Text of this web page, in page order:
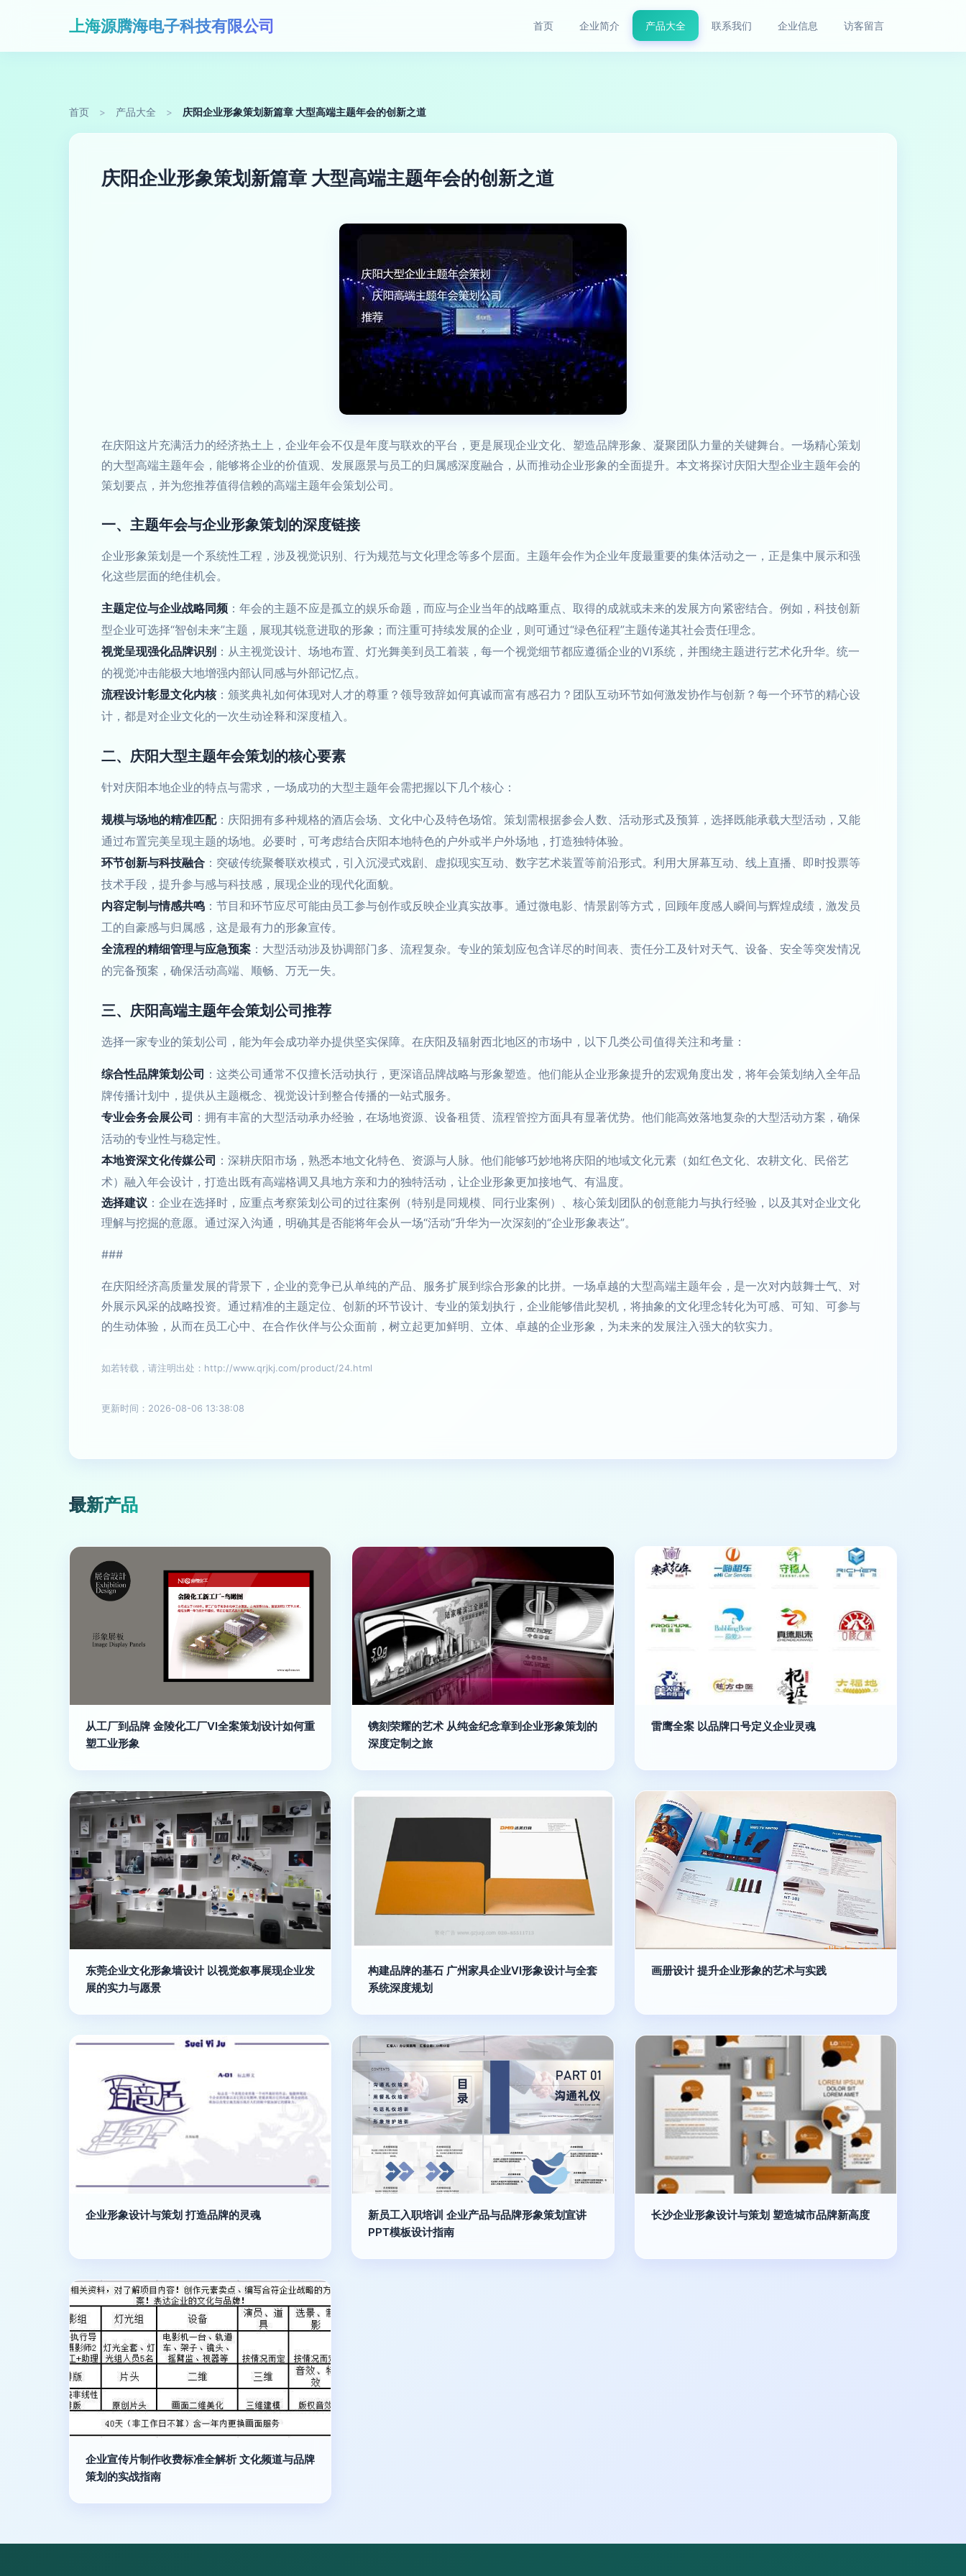
上海源腾海电子科技有限公司 首页 企业简介 产品大全 联系我们 企业信息 访客留言
首页 > 产品大全 > 庆阳企业形象策划新篇章 大型高端主题年会的创新之道
庆阳企业形象策划新篇章 大型高端主题年会的创新之道
在庆阳这片充满活力的经济热土上，企业年会不仅是年度与联欢的平台，更是展现企业文化、塑造品牌形象、凝聚团队力量的关键舞台。一场精心策划
的大型高端主题年会，能够将企业的价值观、发展愿景与员工的归属感深度融合，从而推动企业形象的全面提升。本文将探讨庆阳大型企业主题年会的
策划要点，并为您推荐值得信赖的高端主题年会策划公司。
一、主题年会与企业形象策划的深度链接
企业形象策划是一个系统性工程，涉及视觉识别、行为规范与文化理念等多个层面。主题年会作为企业年度最重要的集体活动之一，正是集中展示和强
化这些层面的绝佳机会。
主题定位与企业战略同频 ：年会的主题不应是孤立的娱乐命题，而应与企业当年的战略重点、取得的成就或未来的发展方向紧密结合。例如，科技创新
型企业可选择“智创未来”主题，展现其锐意进取的形象；而注重可持续发展的企业，则可通过“绿色征程”主题传递其社会责任理念。
视觉呈现强化品牌识别 ：从主视觉设计、场地布置、灯光舞美到员工着装，每一个视觉细节都应遵循企业的VI系统，并围绕主题进行艺术化升华。统一
的视觉冲击能极大地增强内部认同感与外部记忆点。
流程设计彰显文化内核：颁奖典礼如何体现对人才的尊重？领导致辞如何真诚而富有感召力？团队互动环节如何激发协作与创新？每一个环节的精心设
计，都是对企业文化的一次生动诠释和深度植入。
二、庆阳大型主题年会策划的核心要素
针对庆阳本地企业的特点与需求，一场成功的大型主题年会需把握以下几个核心：
规模与场地的精准匹配：庆阳拥有多种规格的酒店会场、文化中心及特色场馆。策划需根据参会人数、活动形式及预算，选择既能承载大型活动，又能
通过布置完美呈现主题的场地。必要时，可考虑结合庆阳本地特色的户外或半户外场地，打造独特体验。
环节创新与科技融合 ：突破传统聚餐联欢模式，引入沉浸式戏剧、虚拟现实互动、数字艺术装置等前沿形式。利用大屏幕互动、线上直播、即时投票等
技术手段，提升参与感与科技感，展现企业的现代化面貌。
内容定制与情感共鸣 ：节目和环节应尽可能由员工参与创作或反映企业真实故事。通过微电影、情景剧等方式，回顾年度感人瞬间与辉煌成绩，激发员
工的自豪感与归属感，这是最有力的形象宣传。
全流程的精细管理与应急预案 ：大型活动涉及协调部门多、流程复杂。专业的策划应包含详尽的时间表、责任分工及针对天气、设备、安全等突发情况
的完备预案，确保活动高端、顺畅、万无一失。
三、庆阳高端主题年会策划公司推荐
选择一家专业的策划公司，能为年会成功举办提供坚实保障。在庆阳及辐射西北地区的市场中，以下几类公司值得关注和考量：
综合性品牌策划公司 ：这类公司通常不仅擅长活动执行，更深谙品牌战略与形象塑造。他们能从企业形象提升的宏观角度出发，将年会策划纳入全年品
牌传播计划中，提供从主题概念、视觉设计到整合传播的一站式服务。
专业会务会展公司 ：拥有丰富的大型活动承办经验，在场地资源、设备租赁、流程管控方面具有显著优势。他们能高效落地复杂的大型活动方案，确保
活动的专业性与稳定性。
本地资深文化传媒公司 ：深耕庆阳市场，熟悉本地文化特色、资源与人脉。他们能够巧妙地将庆阳的地域文化元素（如红色文化、农耕文化、民俗艺
术）融入年会设计，打造出既有高端格调又具地方亲和力的独特活动，让企业形象更加接地气、有温度。
选择建议 ：企业在选择时，应重点考察策划公司的过往案例（特别是同规模、同行业案例）、核心策划团队的创意能力与执行经验，以及其对企业文化
理解与挖掘的意愿。通过深入沟通，明确其是否能将年会从一场“活动”升华为一次深刻的“企业形象表达”。
###
在庆阳经济高质量发展的背景下，企业的竞争已从单纯的产品、服务扩展到综合形象的比拼。一场卓越的大型高端主题年会，是一次对内鼓舞士气、对
外展示风采的战略投资。通过精准的主题定位、创新的环节设计、专业的策划执行，企业能够借此契机，将抽象的文化理念转化为可感、可知、可参与
的生动体验，从而在员工心中、在合作伙伴与公众面前，树立起更加鲜明、立体、卓越的企业形象，为未来的发展注入强大的软实力。
如若转载，请注明出处：http://www.qrjkj.com/product/24.html
更新时间：2026-08-06 13:38:08
最新产品
从工厂到品牌 金陵化工厂VI全案策划设计如何重
塑工业形象
镌刻荣耀的艺术 从纯金纪念章到企业形象策划的
深度定制之旅
雷鹰全案 以品牌口号定义企业灵魂
东莞企业文化形象墙设计 以视觉叙事展现企业发
展的实力与愿景
构建品牌的基石 广州家具企业VI形象设计与全套
系统深度规划
画册设计 提升企业形象的艺术与实践
企业形象设计与策划 打造品牌的灵魂
新员工入职培训 企业产品与品牌形象策划宣讲
PPT模板设计指南
长沙企业形象设计与策划 塑造城市品牌新高度
企业宣传片制作收费标准全解析 文化频道与品牌
策划的实战指南